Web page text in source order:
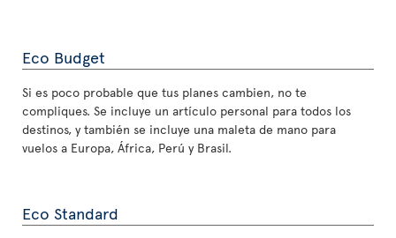
Eco Budget
Si es poco probable que tus planes cambien, no te
compliques. Se incluye un artículo personal para todos los
destinos, y también se incluye una maleta de mano para
vuelos a Europa, África, Perú y Brasil.
Eco Standard